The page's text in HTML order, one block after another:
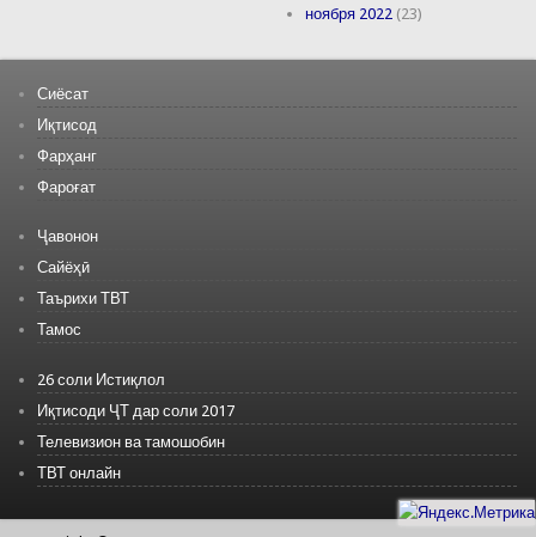
ноября 2022 (23)
Сиёсат
Иқтисод
Фарҳанг
Фароғат
Ҷавонон
Сайёҳӣ
Таърихи ТВТ
Тамос
26 соли Истиқлол
Иқтисоди ҶТ дар соли 2017
Телевизион ва тамошобин
ТВТ онлайн